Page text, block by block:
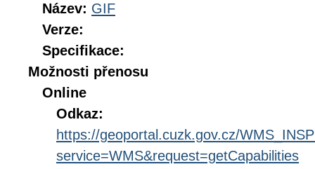
Název: GIF
Verze:
Specifikace:
Možnosti přenosu
Online
Odkaz:
https://geoportal.cuzk.gov.cz/
service=WMS&request=getCapabilities